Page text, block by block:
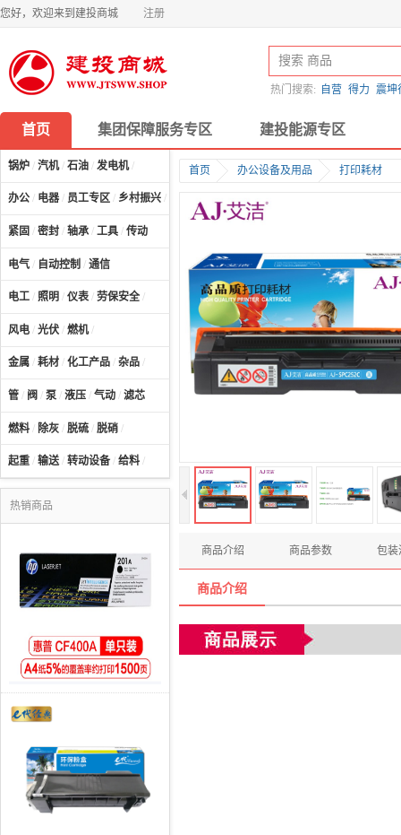
您好，欢迎来到建投商城 注册
热门搜索: 自营 得力 震坤
首页 集团保障服务专区 建投能源专区
锅炉 / 汽机/ 石油 / 发电机/
办公 / 电器 / 员工专区 / 乡村振兴 / 计算机及配件
紧固 / 密封 / 轴承 / 工具 / 传动
电气 / 自动控制 / 通信
电工 / 照明 / 仪表 / 劳保安全 /
风电 / 光伏 / 燃机/
金属 / 耗材 / 化工产品 / 杂品 /
管 / 阀 / 泵 / 液压 / 气动 / 滤芯
燃料 / 除灰 / 脱硫 / 脱硝 /
起重 / 输送/ 转动设备 / 给料 /
热销商品
首页 办公设备及用品 打印耗材
商品介绍 商品参数 包装
商品介绍